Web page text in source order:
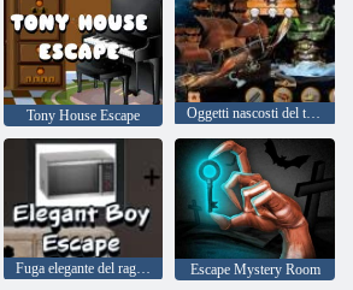
Tony House Escape Oggetti nascosti del tesoro del pirata
Fuga elegante del ragazzo Escape Mystery Room